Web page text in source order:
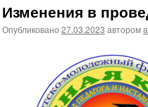
Изменения в
Опубликовано 27.03.2023 автором